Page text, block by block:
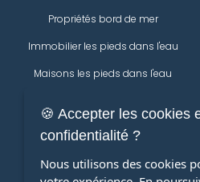
Propriétés bord de mer
Immobilier les pieds dans l'eau
Maisons les pieds dans l'eau
l'eau
Propriétés les pieds dans l'eau
🍪 Accepter les cookies
confidentialité ?
Nous utilisons des cookies